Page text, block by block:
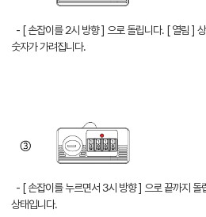
- [ 손잡이를 2시 방향 ] 으로 돌립니다. [ 열림 ]
숫자가 가려집니다.
- [ 손잡이를 누르면서 3시 방향 ] 으로 끝까지 돌
상태입니다.